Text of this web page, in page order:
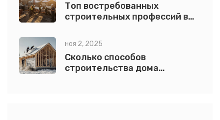
Топ востребованных
строительных профессий в
ноя 2, 2025
Сколько способов
строительства дома